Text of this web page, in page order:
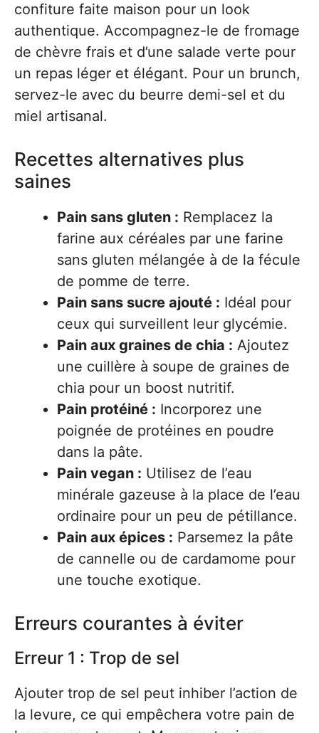
confiture faite maison pour un look
authentique. Accompagnez-le de fromage
de chèvre frais et d’une salade verte pour
un repas léger et élégant. Pour un brunch,
servez-le avec du beurre demi-sel et du
miel artisanal.
Recettes alternatives plus
saines
Pain sans gluten : Remplacez la
farine aux céréales par une farine
sans gluten mélangée à de la fécule
de pomme de terre.
Pain sans sucre ajouté : Idéal pour
ceux qui surveillent leur glycémie.
Pain aux graines de chia : Ajoutez
une cuillère à soupe de graines de
chia pour un boost nutritif.
Pain protéiné : Incorporez une
poignée de protéines en poudre
dans la pâte.
Pain vegan : Utilisez de l’eau
minérale gazeuse à la place de l’eau
ordinaire pour un peu de pétillance.
Pain aux épices : Parsemez la pâte
de cannelle ou de cardamome pour
une touche exotique.
Erreurs courantes à éviter
Erreur 1 : Trop de sel
Ajouter trop de sel peut inhiber l’action de
la levure, ce qui empêchera votre pain de